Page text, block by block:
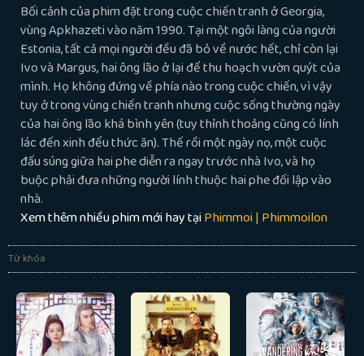
Bối cảnh của phim đặt trong cuộc chiến tranh ở Georgia,
vùng Apkhazeti vào năm 1990. Tại một ngôi làng của người
Estonia, tất cả mọi người đều đã bỏ về nước hết, chỉ còn lại
Ivo và Margus, hai ông lão ở lại để thu hoạch vườn quýt của
mình. Họ không đứng về phía nào trong cuộc chiến, vì vậy
tuy ở trong vùng chiến tranh nhưng cuộc sống thường ngày
của hai ông lão khá bình yên (tuy thỉnh thoảng cũng có lính
lác đến xinh đểu thức ăn). Thế rồi một ngày nọ, một cuộc
đấu súng giữa hai phe diễn ra ngay trước nhà Ivo, và họ
buộc phải đưa những người lính thuộc hai phe đối lập vào
nhà.
Xem thêm nhiều phim mới hay tạiPhimmoi | Phimmoilon
Từ khóa